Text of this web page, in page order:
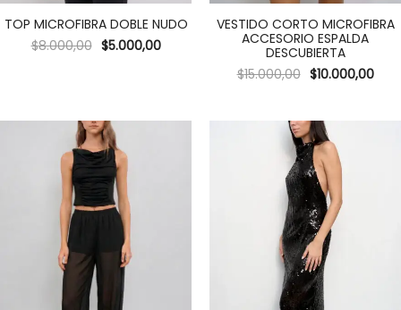
TOP MICROFIBRA DOBLE NUDO
$8.000,00 $5.000,00
VESTIDO CORTO MICROFIBRA
ACCESORIO ESPALDA
DESCUBIERTA
$15.000,00 $10.000,00